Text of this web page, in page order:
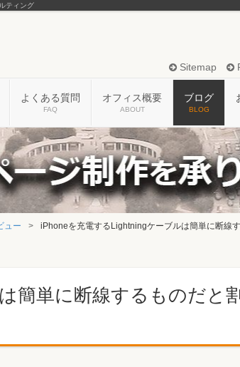
ティング
Sitemap
よくある質問
FAQ
オフィス概要
ABOUT
ブログ
BLOG
ュー iPhoneを充電するLightningケーブルは簡単に断線
簡単に断線するものだと割